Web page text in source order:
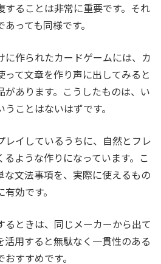
することは非常に重要です。それ
っても同様です。
作られたカードゲームには、カ
て文章を作り声に出してみると
があります。こうしたものは、い
ことはないはずです。
レイしているうちに、自然とフレ
ような作りになっています。こ
な文法事項を、実際に使えるもの
効です。
るときは、同じメーカーから出て
活用すると無駄なく一貫性のある
すすめです。